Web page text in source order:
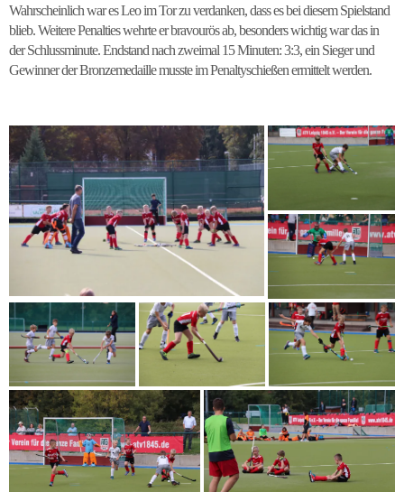
Wahrscheinlich war es Leo im Tor zu verdanken, dass es bei diesem Spielstand
blieb. Weitere Penalties wehrte er bravourös ab, besonders wichtig war das in
der Schlussminute. Endstand nach zweimal 15 Minuten: 3:3, ein Sieger und
Gewinner der Bronzemedaille musste im Penaltyschießen ermittelt werden.